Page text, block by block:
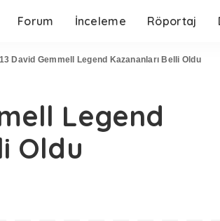
Forum İnceleme Röportaj
David Gemmell Legend Kazananları Belli Oldu
Legend
Oldu